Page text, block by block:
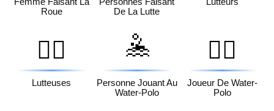
Roue
De La Lutte
🤼‍♀️
Lutteuses
🤽
Personne Jouant Au
Water-Polo
🤽‍♂️
Joueur De Water-
Polo